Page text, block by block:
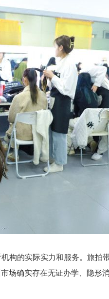
构的实际实力和服务。旅拍
场确实存在无证办学、隐形